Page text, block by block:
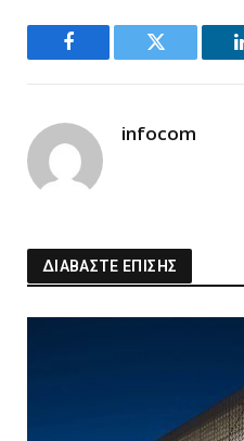
Facebook Twitter
infocom
ΔΙΑΒΑΣΤΕ ΕΠΙΣΗΣ